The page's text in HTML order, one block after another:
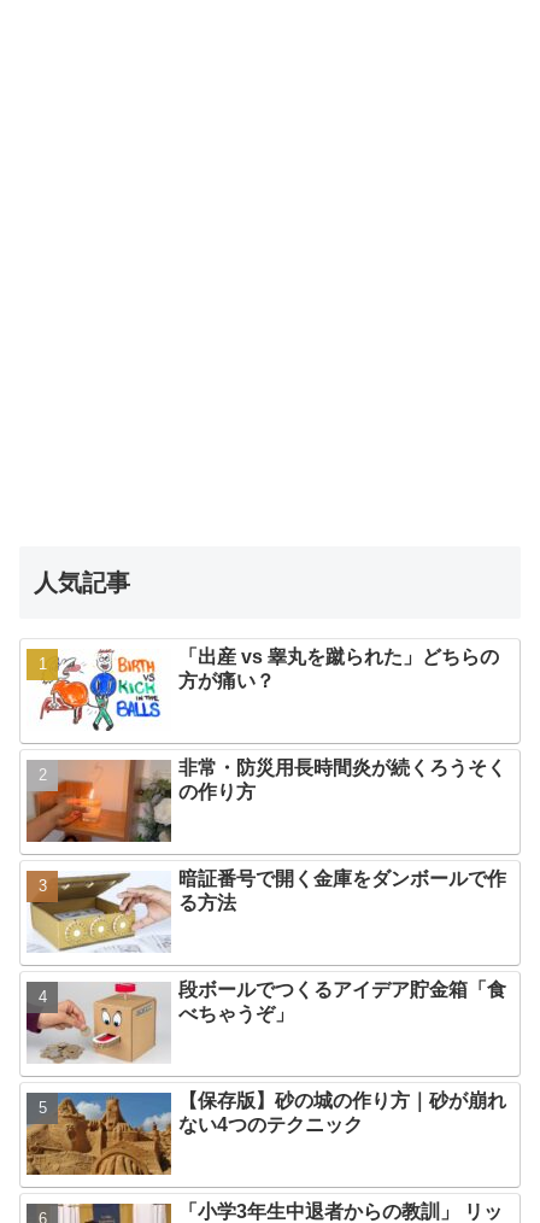
人気記事
「出産 vs 睾丸を蹴られた」どちらの
方が痛い？
非常・防災用長時間炎が続くろうそく
の作り方
暗証番号で開く金庫をダンボールで作
る方法
段ボールでつくるアイデア貯金箱「食
べちゃうぞ」
【保存版】砂の城の作り方｜砂が崩れ
ない4つのテクニック
「小学3年生中退者からの教訓」 リッ